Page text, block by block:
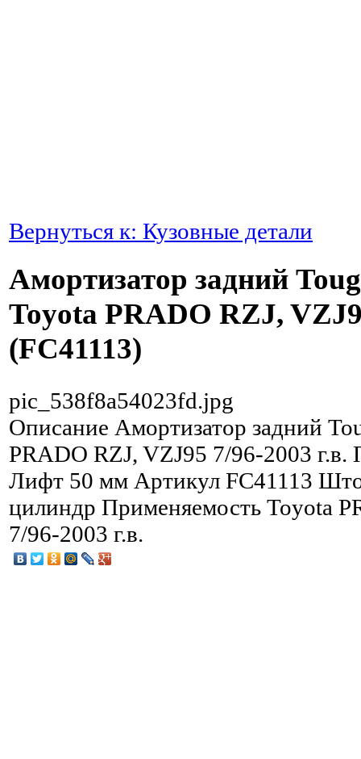
Вернуться к: Кузовные детали
Амортизатор задний
Toyota PRADO RZJ,
(FC41113)
pic_538f8a54023fd.jpg
Описание Амортизатор задний
PRADO RZJ, VZJ95 7/96-2003 г.в.
Лифт 50 мм Артикул FC41113
цилиндр Применяемость Toyota
7/96-2003 г.в.